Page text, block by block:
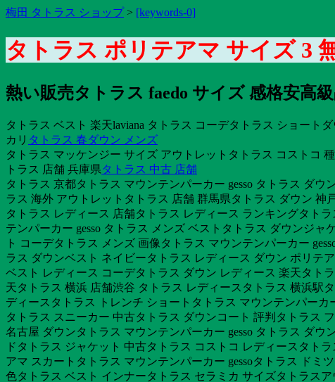
梅田 タトラス ショップ> [keywords-0]
タトラス ポリテアマ サイズ 3
熱い販売タトラス faedo サイズ 感格安高
タトラス ベスト 楽天laviana タトラス コーデタトラス ショート
カリ タトラス 春ダウン メンズ
タトラス マッケンジー サイズ アウトレットタトラス コストコ
トラス 店舗 兵庫県タトラス 中古 店舗
タトラス 京都タトラス マウンテンパーカー gesso タトラス ダ
ラス 海外 アウトレットタトラス 店舗 群馬県タトラス ダウン
タトラス レディース 店舗タトラス レディース ランキングタト
テンパーカー gesso タトラス メンズ ベストタトラス ダウンジ
ト コーデタトラス メンズ 画像タトラス マウンテンパーカー
ラス ダウンベスト ネイビータトラス レディース ダウン ポリテ
ベスト レディース コーデタトラス ダウン レディース 楽天タト
天タトラス 横浜 店舗渋谷 タトラス レディースタトラス 横浜駅
ディースタトラス トレンチ ショートタトラス マウンテンパーカ
タトラス スニーカー 中古タトラス ダウンコート 評判タトラス
名古屋 ダウンタトラス マウンテンパーカー gesso タトラス ダ
ドタトラス ジャケット 中古タトラス コストコ レディースタト
アマ スカートタトラス マウンテンパーカー gessoタトラス ド
色タトラス ベスト インナータトラス セラミカ サイズタトラス